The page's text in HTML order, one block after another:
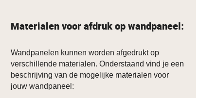
Materialen voor afdruk op wandpaneel:
Wandpanelen kunnen worden afgedrukt op
verschillende materialen. Onderstaand vind je een
beschrijving van de mogelijke materialen voor
jouw wandpaneel: